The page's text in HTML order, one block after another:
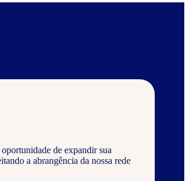
de expandir sua
a abrangência da nossa rede